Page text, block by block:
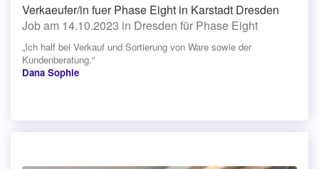
Verkaeufer/in fuer Phase Eight in Karstadt Dresden
Job am 14.10.2023 in Dresden für Phase Eight
„Ich half bei Verkauf und Sortierung von Ware sowie der
Kundenberatung.“
Dana Sophie